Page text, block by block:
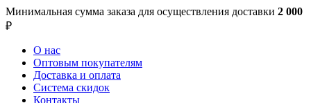
Минимальная сумма заказа для осуществления доставки 2 000
₽
О нас
Оптовым покупателям
Доставка и оплата
Система скидок
Контакты